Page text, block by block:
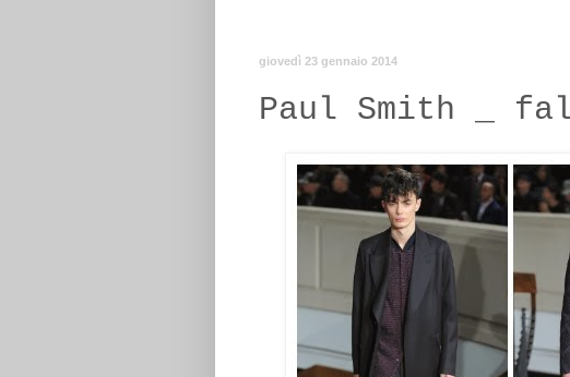
giovedì 23 gennaio 2014
Paul Smith _